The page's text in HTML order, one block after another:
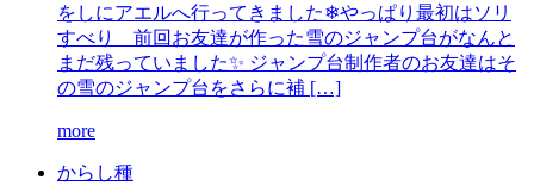
をしにアエルへ行ってきました❄やっぱり最初はソリ
すべり 前回お友達が作った雪のジャンプ台がなんと
まだ残っていました✨ ジャンプ台制作者のお友達はそ
の雪のジャンプ台をさらに補 […]
more
から し種